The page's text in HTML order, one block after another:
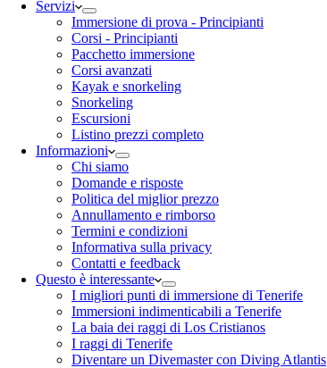
Servizi
Immersione di prova - Principianti
Corsi - Principianti
Pacchetto immersione
Corsi avanzati
Kayak e snorkeling
Snorkeling
Escursioni
Listino prezzi completo
Informazioni
Chi siamo
Domande e risposte
Politica del miglior prezzo
Annullamento e rimborso
Termini e condizioni
Informativa sulla privacy
Contatti e feedback
Questo è interessante
I migliori punti di immersione di Tenerife
Immersioni indimenticabili a Tenerife
La baia dei raggi di Los Cristianos
I raggi di Tenerife
Diventare un Divemaster con Diving Atlantis